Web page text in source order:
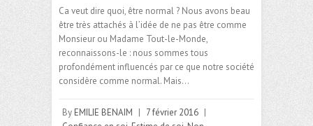
Ca veut dire quoi, être normal ? Nous avons beau
être très attachés à l’idée de ne pas être comme
Monsieur ou Madame Tout-le-Monde,
reconnaissons-le : nous sommes tous
profondément influencés par ce que notre société
considère comme normal. Mais…
By EMILIE BENAIM | 7 février 2016 |